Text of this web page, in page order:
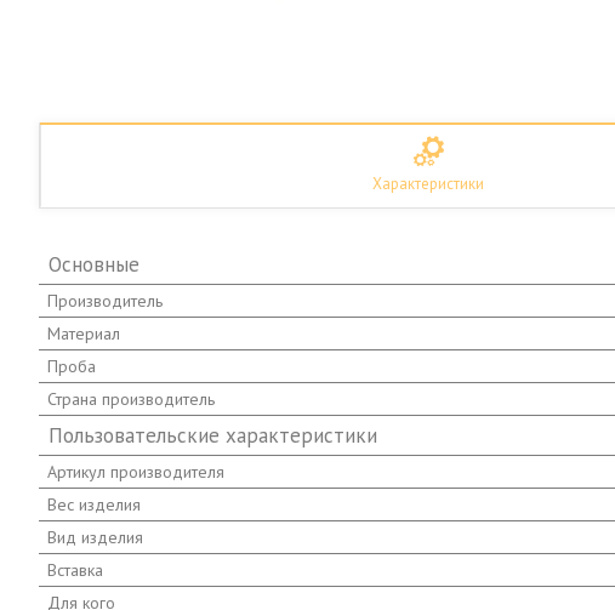
Характеристики
Основные
Производитель
Материал
Проба
Страна производитель
Пользовательские характеристики
Артикул производителя
Вес изделия
Вид изделия
Вставка
Для кого